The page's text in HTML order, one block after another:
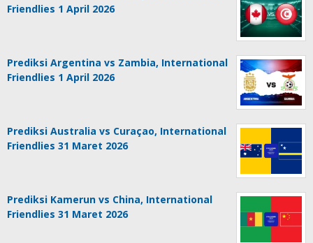
Friendlies 1 April 2026
Prediksi Argentina vs Zambia, International
Friendlies 1 April 2026
Prediksi Australia vs Curaçao, International
Friendlies 31 Maret 2026
Prediksi Kamerun vs China, International
Friendlies 31 Maret 2026